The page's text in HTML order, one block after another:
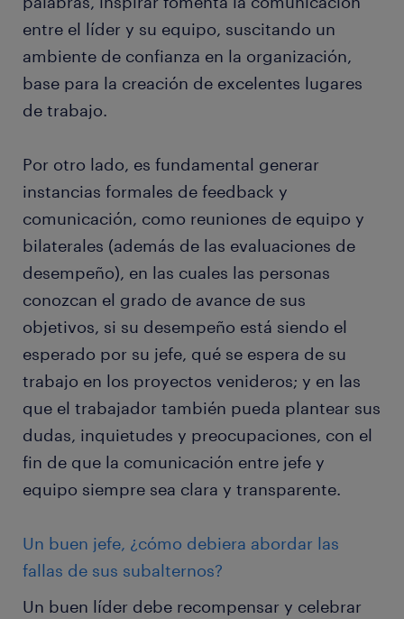
entre el líder y su equipo, suscitando un
ambiente de confianza en la organización,
base para la creación de excelentes lugares
de trabajo.
Por otro lado, es fundamental generar
instancias formales de feedback y
comunicación, como reuniones de equipo y
bilaterales (además de las evaluaciones de
desempeño), en las cuales las personas
conozcan el grado de avance de sus
objetivos, si su desempeño está siendo el
esperado por su jefe, qué se espera de su
trabajo en los proyectos venideros; y en las
que el trabajador también pueda plantear sus
dudas, inquietudes y preocupaciones, con el
fin de que la comunicación entre jefe y
equipo siempre sea clara y transparente.
Un buen jefe, ¿cómo debiera abordar las
fallas de sus subalternos?
Un buen líder debe recompensar y celebrar